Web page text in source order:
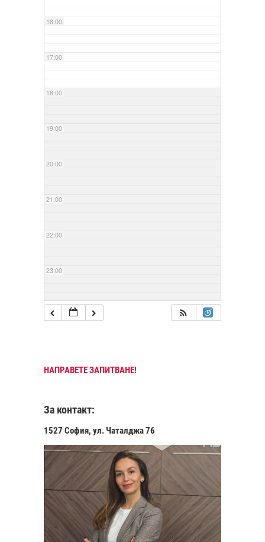
16:00
17:00
18:00
19:00
20:00
21:00
22:00
23:00
НАПРАВЕТЕ ЗАПИТВАНЕ!
За контакт:
1527 София, ул. Чаталджа 76